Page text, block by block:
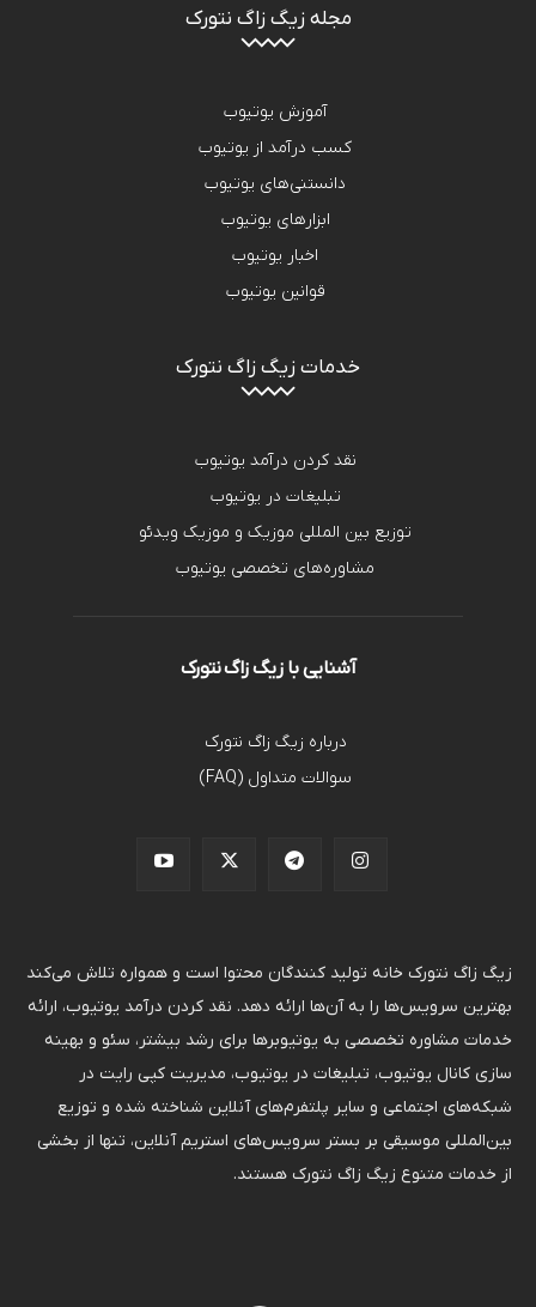
مجله زیگ زاگ نتورک
آموزش یوتیوب
کسب درآمد از یوتیوب
دانستنی‌های یوتیوب
ابزارهای یوتیوب
اخبار یوتیوب
قوانین یوتیوب
خدمات زیگ زاگ نتورک
نقد کردن درآمد یوتیوب
تبلیغات در یوتیوب
توزیع بین المللی موزیک و موزیک ویدئو
مشاوره‌های تخصصی یوتیوب
آشنایی با زیگ زاگ نتورک
درباره زیگ زاگ نتورک
سوالات متداول (FAQ)
زیگ زاگ نتورک خانه تولید کنندگان محتوا است و همواره تلاش می‌کند
بهترین سرویس‌ها را به آن‌ها ارائه دهد. نقد کردن درآمد یوتیوب، ارائه
خدمات مشاوره تخصصی به یوتیوبرها برای رشد بیشتر، سئو و بهینه
سازی کانال یوتیوب، تبلیغات در یوتیوب، مدیریت کپی رایت در
شبکه‌های اجتماعی و سایر پلتفرم‌های آنلاین شناخته شده و توزیع
بین‌المللی موسیقی بر بستر سرویس‌های استریم آنلاین، تنها از بخشی
از خدمات متنوع زیگ زاگ نتورک هستند.